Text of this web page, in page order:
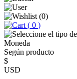
(0)
( 0 )
Moneda
Según producto
$
USD